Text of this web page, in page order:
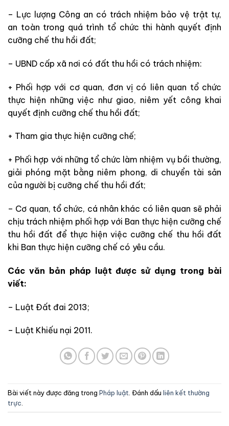
– Lực lượng Công an có trách nhiệm bảo vệ trật tự,
an toàn trong quá trình tổ chức thi hành quyết định
cưỡng chế thu hồi đất;
– UBND cấp xã nơi có đất thu hồi có trách nhiệm:
+ Phối hợp với cơ quan, đơn vị có liên quan tổ chức
thực hiện những việc như giao, niêm yết công khai
quyết định cưỡng chế thu hồi đất;
+ Tham gia thực hiện cưỡng chế;
+ Phối hợp với những tổ chức làm nhiệm vụ bồi thường,
giải phóng mặt bằng niêm phong, di chuyển tài sản
của người bị cưỡng chế thu hồi đất;
– Cơ quan, tổ chức, cá nhân khác có liên quan sẽ phải
chịu trách nhiệm phối hợp với Ban thực hiện cưỡng chế
thu hồi đất để thực hiện việc cưỡng chế thu hồi đất
khi Ban thực hiện cưỡng chế có yêu cầu.
Các văn bản pháp luật được sử dụng trong bài
viết:
– Luật Đất đai 2013;
– Luật Khiếu nại 2011.
Bài viết này được đăng trong Pháp luật . Đánh dấu liên kết thường
trực